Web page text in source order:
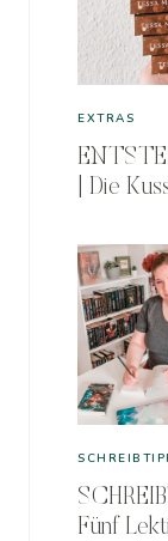
EXTRAS
| Die
Fünf